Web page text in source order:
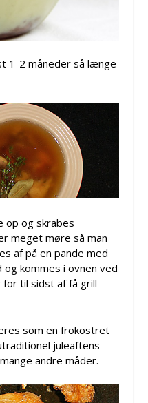
1-2 måneder så længe
op og skrabes
meget møre så man
af på en pande med
kommes i ovnen ved
til sidst af få grill
som en frokostret
juleaftens
andre måder.